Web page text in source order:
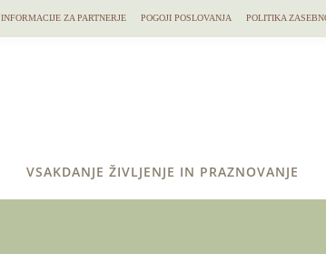
INFORMACIJE ZA PARTNERJE POGOJI POSLOVANJA POLITIKA
VSAKDANJE ŽIVLJENJE IN PRAZNOVANJE